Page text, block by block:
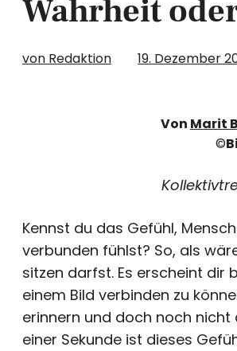
Wahrheit
von Redaktion 19. Dezember
Von Marit
©
Kennst du das Gefühl,
verbunden fühlst? So, als
sitzen darfst. Es erscheint dir
einem Bild verbinden zu
erinnern und doch noch nicht
einer Sekunde ist dieses